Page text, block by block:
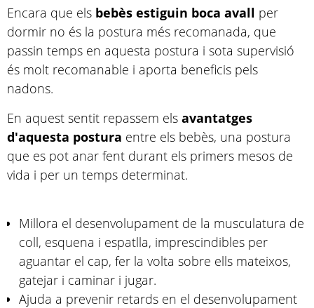
Encara que els bebès estiguin boca avall per
dormir no és la postura més recomanada, que
passin temps en aquesta postura i sota supervisió
és molt recomanable i aporta beneficis pels
nadons.
En aquest sentit repassem els avantatges
d'aquesta postura entre els bebès, una postura
que es pot anar fent durant els primers mesos de
vida i per un temps determinat.
Millora el desenvolupament de la musculatura de
coll, esquena i espatlla, imprescindibles per
aguantar el cap, fer la volta sobre ells mateixos,
gatejar i caminar i jugar.
Ajuda a prevenir retards en el desenvolupament